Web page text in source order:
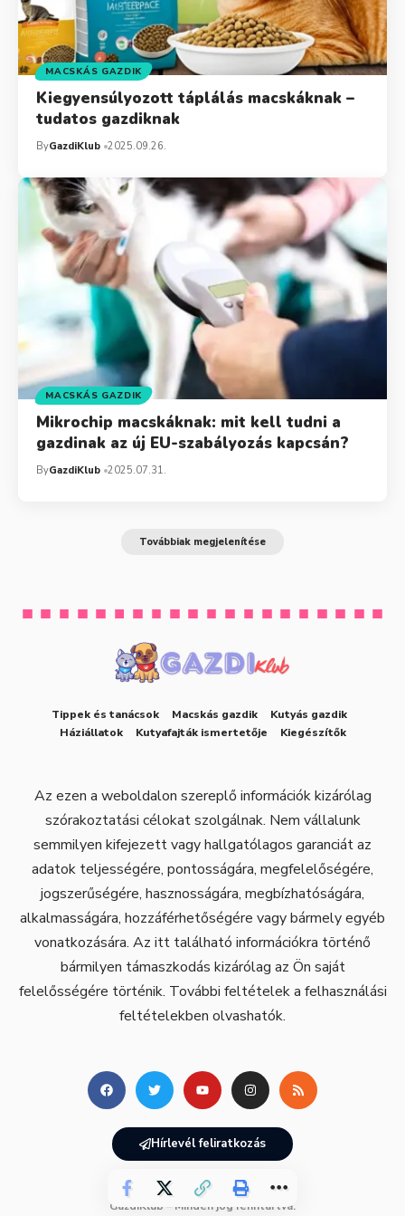
MACSKÁS GAZDIK
Kiegyensúlyozott táplálás macskáknak –
tudatos gazdiknak
ByGazdiKlub 2025.09.26.
MACSKÁS GAZDIK
Mikrochip macskáknak: mit kell tudni a
gazdinak az új EU-szabályozás kapcsán?
ByGazdiKlub 2025.07.31.
Továbbiak megjelenítése
Tippek és tanácsok Macskás gazdik
Kutyás gazdik
Háziállatok
Kutyafajták ismertetője Kiegészítők
Az ezen a weboldalon szereplő információk kizárólag
szórakoztatási célokat szolgálnak. Nem vállalunk
semmilyen kifejezett vagy hallgatólagos garanciát az
adatok teljességére, pontosságára, megfelelőségére,
jogszerűségére, hasznosságára, megbízhatóságára,
alkalmasságára, hozzáférhetőségére vagy bármely egyéb
vonatkozására. Az itt található információkra történő
bármilyen támaszkodás kizárólag az Ön saját
felelősségére történik. További feltételek a felhasználási
feltételekben olvashatók.
Hírlevél feliratkozás
GazdiKlub – Minden jog fenntartva.